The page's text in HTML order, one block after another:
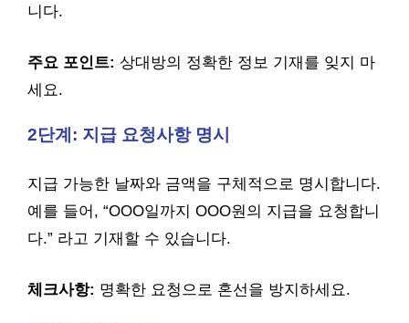
니다.
주요 포인트: 상대방의 정확한 정보 기재를 잊지 마
세요.
2단계: 지급 요청사항 명시
지급 가능한 날짜와 금액을 구체적으로 명시합니다.
예를 들어, “OOO일까지 OOO원의 지급을 요청합니
다.” 라고 기재할 수 있습니다.
체크사항: 명확한 요청으로 혼선을 방지하세요.